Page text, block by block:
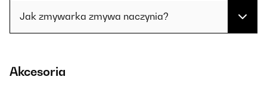
Jak zmywarka zmywa naczynia?
Akcesoria